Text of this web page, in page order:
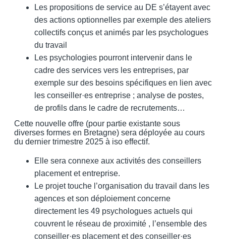
Les propositions de service au DE s’étayent avec
des actions optionnelles par exemple des ateliers
collectifs conçus et animés par les psychologues
du travail
Les psychologies pourront intervenir dans le
cadre des services vers les entreprises, par
exemple sur des besoins spécifiques en lien avec
les conseiller·es entreprise ; analyse de postes,
de profils dans le cadre de recrutements…
Cette nouvelle offre (pour partie existante sous
diverses formes en Bretagne) sera déployée au cours
du dernier trimestre 2025 à iso effectif.
Elle sera connexe aux activités des conseillers
placement et entreprise.
Le projet touche l’organisation du travail dans les
agences et son déploiement concerne
directement les 49 psychologues actuels qui
couvrent le réseau de proximité , l’ensemble des
conseiller·es placement et des conseiller·es